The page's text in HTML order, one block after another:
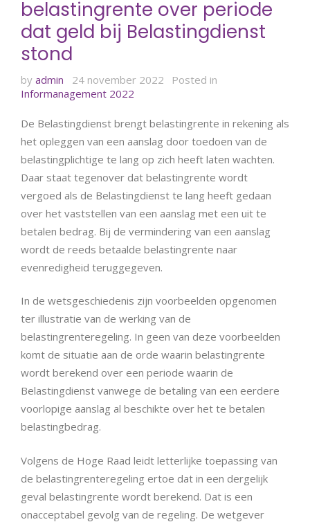
belastingrente over periode
dat geld bij Belastingdienst
stond
by admin 24 november 2022
Posted in
Informanagement 2022
De Belastingdienst brengt belastingrente in rekening als
het opleggen van een aanslag door toedoen van de
belastingplichtige te lang op zich heeft laten wachten.
Daar staat tegenover dat belastingrente wordt
vergoed als de Belastingdienst te lang heeft gedaan
over het vaststellen van een aanslag met een uit te
betalen bedrag. Bij de vermindering van een aanslag
wordt de reeds betaalde belastingrente naar
evenredigheid teruggegeven.
In de wetsgeschiedenis zijn voorbeelden opgenomen
ter illustratie van de werking van de
belastingrenteregeling. In geen van deze voorbeelden
komt de situatie aan de orde waarin belastingrente
wordt berekend over een periode waarin de
Belastingdienst vanwege de betaling van een eerdere
voorlopige aanslag al beschikte over het te betalen
belastingbedrag.
Volgens de Hoge Raad leidt letterlijke toepassing van
de belastingrenteregeling ertoe dat in een dergelijk
geval belastingrente wordt berekend. Dat is een
onacceptabel gevolg van de regeling. De wetgever